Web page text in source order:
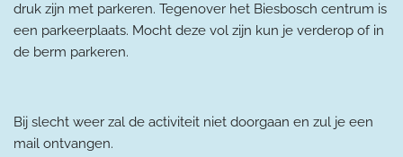
druk zijn met parkeren. Tegenover het Biesbosch centrum is
een parkeerplaats. Mocht deze vol zijn kun je verderop of in
de berm parkeren.
Bij slecht weer zal de activiteit niet doorgaan en zul je een
mail ontvangen.